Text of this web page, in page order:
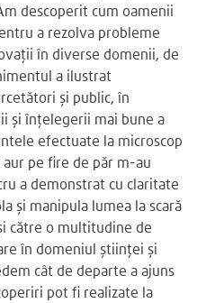
descoperit cum oamenii
a rezolva probleme
în diverse domenii, de
a ilustrat
și public, în
și înțelegerii mai bune a
efectuate la microscop
pe fire de păr m-au
a demonstrat cu claritate
și manipula lumea la scară
către o multitudine de
în domeniul științei și
cât de departe a ajuns
pot fi realizate la